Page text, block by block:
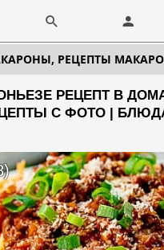
РЕЦЕПТЫ
РЕЦЕПТ В
С ФОТО |